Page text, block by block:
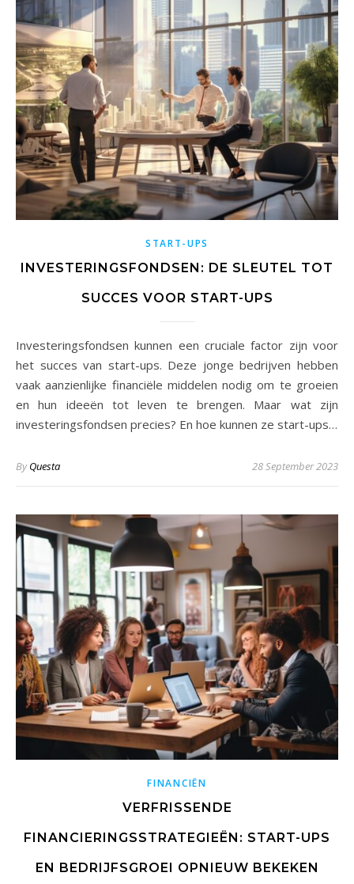
START-UPS
INVESTERINGSFONDSEN: DE SLEUTEL TOT
SUCCES VOOR START-UPS
Investeringsfondsen kunnen een cruciale factor zijn voor
het succes van start-ups. Deze jonge bedrijven hebben
vaak aanzienlijke financiële middelen nodig om te groeien
en hun ideeën tot leven te brengen. Maar wat zijn
investeringsfondsen precies? En hoe kunnen ze start-ups…
ByQuesta 28 September 2023
FINANCIËN
VERFRISSENDE
FINANCIERINGSSTRATEGIEËN: START-UPS
EN BEDRIJFSGROEI OPNIEUW BEKEKEN